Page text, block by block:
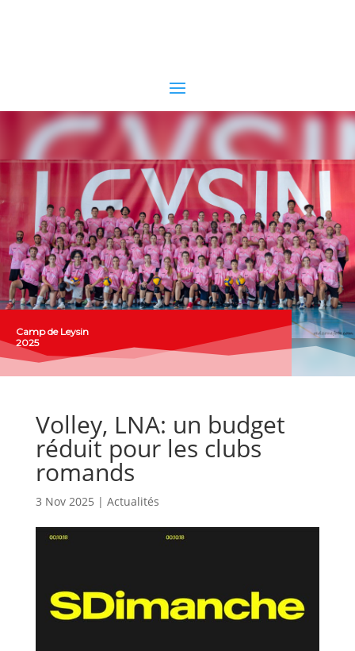
Volley, LNA: un budget
réduit pour les clubs
romands
3 Nov 2025 | Actualités